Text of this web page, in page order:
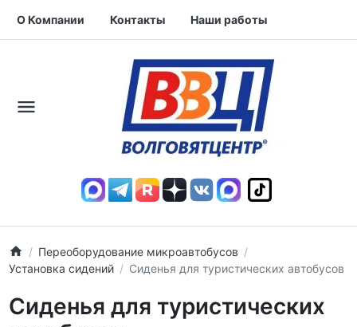
О Компании Контакты Наши работы
Переоборудование микроавтобусов
Установка сидений
Сиденья для туристических автобусов
Сиденья для туристических